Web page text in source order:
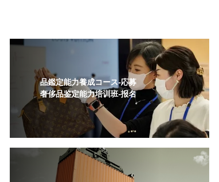
品鑑定能力養成コース-応募
奢侈品鉴定能力培训班-报名